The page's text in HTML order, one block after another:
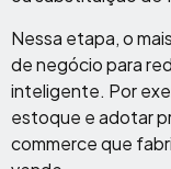
Nessa etapa, o
de negócio para
inteligente. Por
estoque e adotar
commerce que